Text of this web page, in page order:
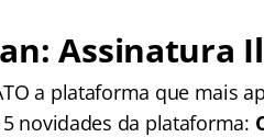
Assinatura
a plataforma que mais
novidades da plataforma: